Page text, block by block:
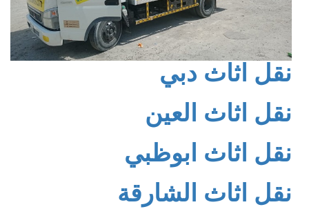
نقل اثاث دبي
نقل اثاث العين
نقل اثاث ابوظبي
نقل اثاث الشارقة